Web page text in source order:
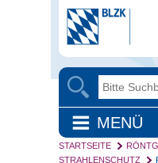
MENÜ
STARTSEITE
STRAHLENSCHUTZ